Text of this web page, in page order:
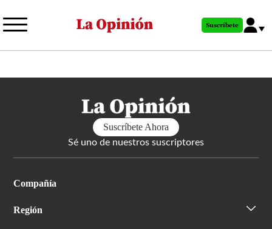
al
principal
Suscríbete
Suscríbete Ahora
Sé uno de nuestros suscriptores
Compañía
Región